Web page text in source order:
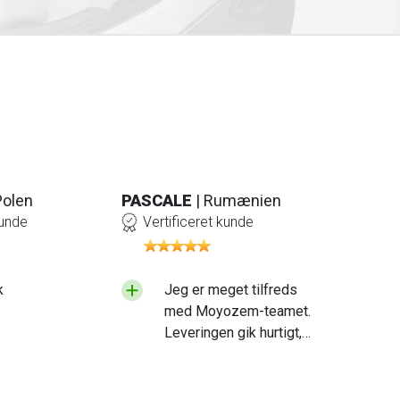
og flere.
PASCALE | Rumænien
Vertificeret kunde
Jeg er meget tilfreds
med Moyozem-teamet.
Leveringen gik hurtigt,